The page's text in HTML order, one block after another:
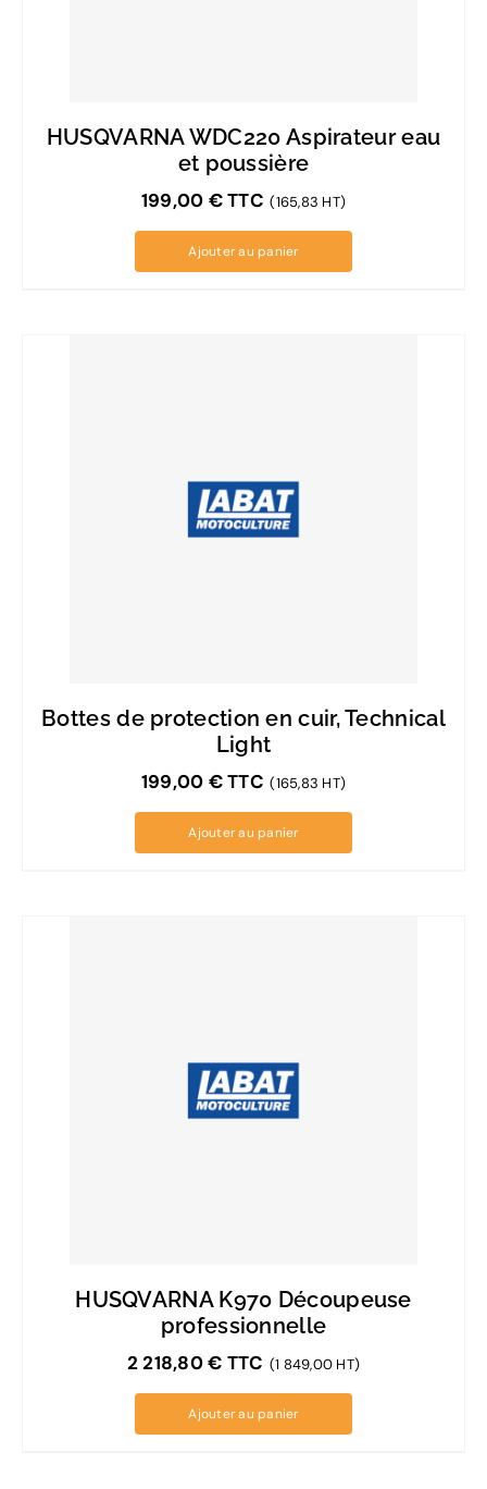
HUSQVARNA WDC220 Aspirateur eau
et poussière
199,00 €TTC (165,83 HT)
Ajouter au panier
Bottes de protection en cuir, Technical
Light
199,00 €TTC (165,83 HT)
Ajouter au panier
HUSQVARNA K970 Découpeuse
professionnelle
2 218,80€ TTC (1 849,00 HT)
Ajouter au panier